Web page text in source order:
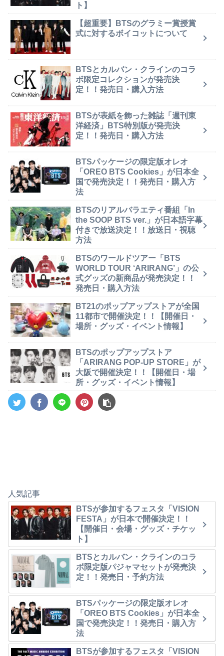
ト】
【超重要】BTSのグラミー賞授賞
式に対するボイコットについて
BTSとカルバン・クラインのコラ
ボ限定コレクションが発売決
定！！発売日・購入方法
BTSが表紙を飾った雑誌「週刊東
洋経済」BTS特別版が発売決
定！！発売日・購入方法
BTSパッケージの限定版オレオ
「OREO BTS Cookies」が日本全
国で発売決定！！発売日・購入方
法
BTSのリアルバラエティ番組「In
the SOOP BTS ver.」が日本語字幕
付きで放送決定！！放送日・視聴
方法
BTSのワールドツアー「BTS
WORLD TOUR ‘ARIRANG’」の公
式グッズの新商品が発売決定！！
発売日・購入方法
BT21のポップアップストアが全国
11都市で開催決定！！【開催日・
場所・グッズ・イベント情報】
BTSのポップアップストア
「ARIRANG POP-UP STORE」が
大阪で開催決定！！【開催日・場
所・グッズ・イベント情報】
人気記事
BTSが参加するフェスタ「VISION
FESTA」が日本で開催決定！！
【開催日・会場・グッズ・チケッ
ト】
BTSとカルバン・クラインのコラ
ボ限定版パジャマセットが発売決
定！！発売日・予約方法
BTSパッケージの限定版オレオ
「OREO BTS Cookies」が日本全
国で発売決定！！発売日・購入方
法
BTSが参加するフェスタ「VISION